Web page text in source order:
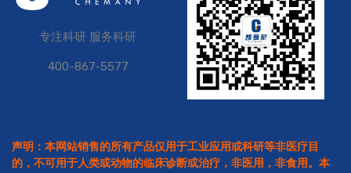
专注科研 服务科研
400-867-5577
声明：本网站销售的所有产品仅用于工业应用或科研等非医疗目
的，不可用于人类或动物的临床诊断或治疗，非医用，非食用。本